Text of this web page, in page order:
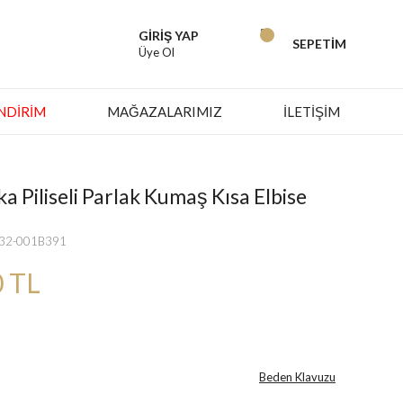
GİRİŞ YAP
Üye Ol
SEPETİM
MAĞAZALARIMIZ İLETİŞİM
Piliseli Parlak Kumaş Kısa Elbise
001B391
TL
Beden Klavuzu